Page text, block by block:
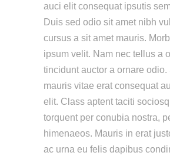
auci elit consequat ipsutis
Duis sed odio sit amet nibh
cursus a sit amet mauris.
ipsum velit. Nam nec tellus a
tincidunt auctor a ornare odio.
mauris vitae erat consequat
elit. Class aptent taciti
torquent per conubia nostra,
himenaeos. Mauris in erat
ac urna eu felis dapibus